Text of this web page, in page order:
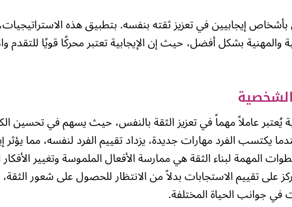
إيجابيين في تعزيز ثقته بنفسه. بتطبيق هذه
بشكل أفضل، حيث إن الإيجابية تعتبر محركًا قويًا للتقدم
يُعتبر عاملاً مهماً في تعزيز الثقة بالنفس، حيث يسهم في تحسين
يكتسب الفرد مهارات جديدة، يزداد تقييم الفرد لنفسه، مما يؤثر
المهمة لبناء الثقة هي ممارسة الأفعال الملموسة وتغيير الأفكار
على تقييم الاستجابات بدلاً من الانتظار للحصول على شعور
في جوانب الحياة المختلفة.